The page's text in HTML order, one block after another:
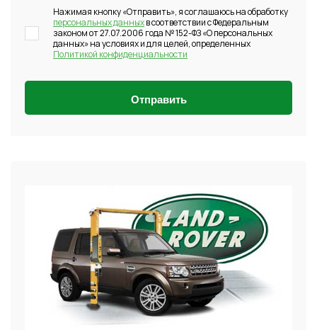
Нажимая кнопку «Отправить», я соглашаюсь на обработку
персональных данныхв соответствии с Федеральным
законом от 27.07.2006 года № 152-ФЗ «О персональных
данных» на условиях и для целей, определенных
Политикой конфиденциальности
Отправить